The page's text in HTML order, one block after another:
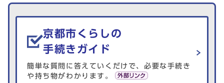
生活情報を探す
京都市くらしの
手続きガイド
簡単な質問に答えていくだけで、必要な手続き
や持ち物がわかります。